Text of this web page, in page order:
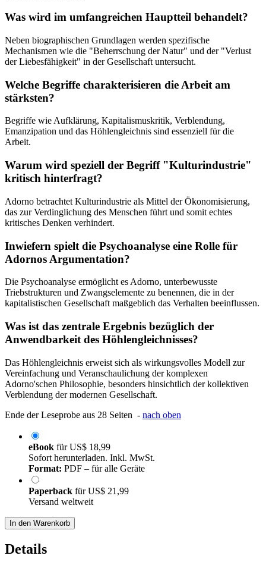
Was wird im umfangreichen Hauptteil behandelt?
Neben biographischen Grundlagen werden spezifische
Mechanismen wie die "Beherrschung der Natur" und der "Verlust
der Liebesfähigkeit" in der Gesellschaft untersucht.
Welche Begriffe charakterisieren die Arbeit am
stärksten?
Begriffe wie Aufklärung, Kapitalismuskritik, Verblendung,
Emanzipation und das Höhlengleichnis sind essenziell für die
Arbeit.
Warum wird speziell der Begriff "Kulturindustrie"
kritisch hinterfragt?
Adorno betrachtet Kulturindustrie als Mittel der Ökonomisierung,
das zur Verdinglichung des Menschen führt und somit echtes
kritisches Denken verhindert.
Inwiefern spielt die Psychoanalyse eine Rolle für
Adornos Argumentation?
Die Psychoanalyse ermöglicht es Adorno, unterbewusste
Triebstrukturen und Zwangselemente zu benennen, die in der
kapitalistischen Gesellschaft maßgeblich das Verhalten beeinflussen.
Was ist das zentrale Ergebnis bezüglich der
Anwendbarkeit des Höhlengleichnisses?
Das Höhlengleichnis erweist sich als wirkungsvolles Modell zur
Vereinfachung und Veranschaulichung der komplexen
Adorno'schen Philosophie, besonders hinsichtlich der kollektiven
Verblendung der modernen Gesellschaft.
Ende der Leseprobe aus 28 Seiten - nach oben
eBook fürUS$ 18,99
Sofort herunterladen. Inkl. MwSt.
Format: PDF – für alle Geräte
Paperback fürUS$ 21,99
Versand weltweit
In den Warenkorb
Details